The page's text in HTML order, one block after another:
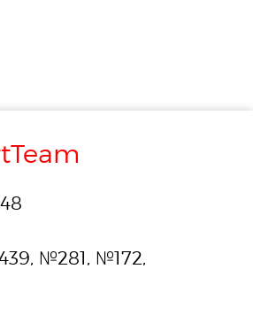
№281, №172,